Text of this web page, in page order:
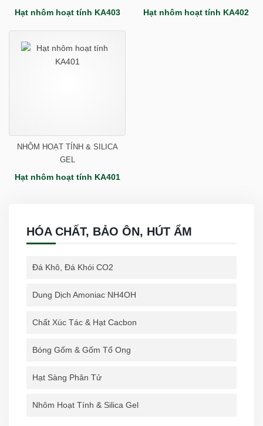
Hạt nhôm hoạt tính KA403 Hạt nhôm hoạt tính KA402
NHÔM HOẠT TÍNH & SILICA
GEL
Hạt nhôm hoạt tính KA401
HÓA CHẤT, BẢO ÔN, HÚT ẨM
Đá Khô, Đá Khói CO2
Dung Dịch Amoniac NH4OH
Chất Xúc Tác & Hạt Cacbon
Bóng Gốm & Gốm Tổ Ong
Hạt Sàng Phân Tử
Nhôm Hoạt Tính & Silica Gel